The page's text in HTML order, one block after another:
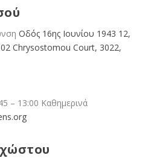
Οδός 16ης Ιουνίου 1943 12,
Chrysostomou Court, 3022,
– 13:00 Καθημερινά